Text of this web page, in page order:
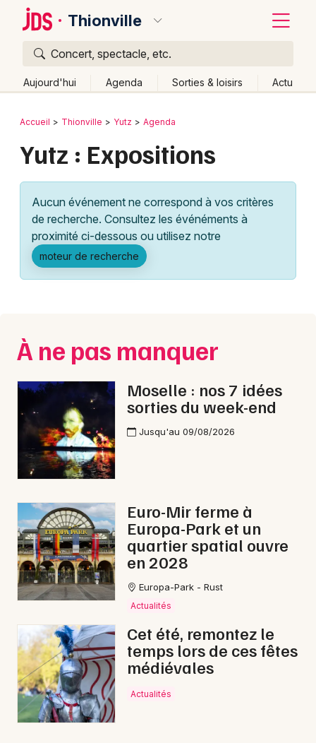
Thionville
Concert, spectacle, etc.
Aujourd'hui Agenda Sorties & loisirs Actu
Publier un événement
Grands événements
Activité & Expérience
Manifestations
Spectacles
Concerts
Sports
Soirées
Sorties famille
Expos
Sorties & loisirs
Expos en Moselle
Expos dans le Grand Est
Bordeaux
Lille
Lyon
Marseille
Nantes
Nice
Paris
Strasbourg
Toulouse
Retour
Accueil Thionville Yutz Agenda
Yutz : Expositions
Aucun événement ne correspond à vos critères
de recherche. Consultez les événéments à
proximité ci-dessous ou utilisez notre
moteur de recherche
À ne pas manquer
Moselle : nos 7 idées
sorties du week-end
Jusqu'au 09/08/2026
Euro-Mir ferme à
Europa-Park et un
quartier spatial ouvre
en 2028
Europa-Park - Rust
Actualités
Cet été, remontez le
temps lors de ces fêtes
médiévales
Actualités
Quoi ?
Où ?
Partout
Près de moi Changer de lieu
Quand ?
Ce week-end